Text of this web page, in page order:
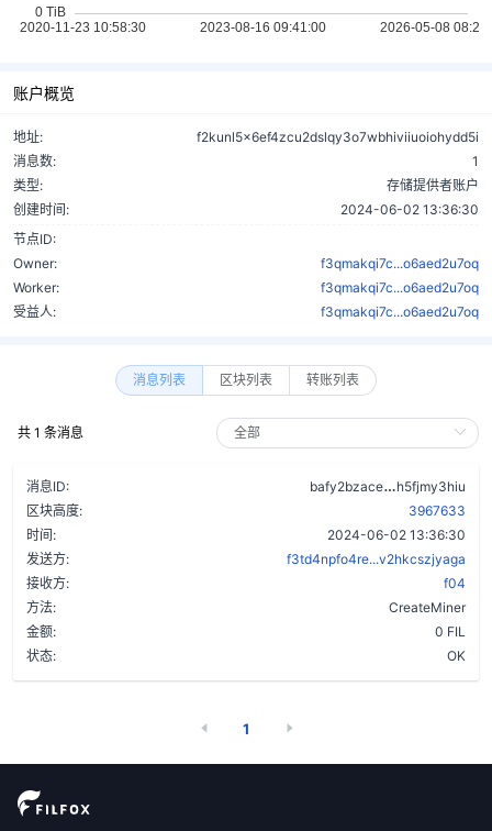
账户概览
地址:
f2kunl5x6ef4zcu2dslqy3o7wbhiviiuoiohydd5i
消息数:
1
类型:
存储提供者账户
创建时间:
2024-06-02 13:36:30
节点ID:
Owner:
f3qmakqi7c...o6aed2u7oq
Worker:
f3qmakqi7c...o6aed2u7oq
受益人:
f3qmakqi7c...o6aed2u7oq
消息列表 区块列表 转账列表
共 1 条消息
消息ID: bafy2bzace
h5fjmy3hiu
区块高度:
3967633
时间:
2024-06-02 13:36:30
发送方:
f3td4npfo4re...v2hkcszjyaga
接收方:
f04
方法:
CreateMiner
金额:
0 FIL
状态:
OK
1